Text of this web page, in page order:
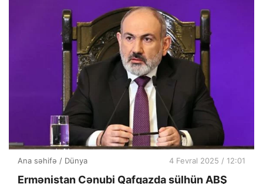
Ana səhifə / Dünya 4 Fevral 2025 / 12:01
Ermənistan Cənubi Qafqazda sülhün ABŞ